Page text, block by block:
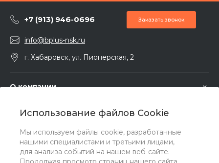
Использование файлов Cookie
Мы используем файлы cookie, разработанные
нашими специалистами и третьими лицами,
для анализа событий на нашем веб-сайте.
+7 (913) 946-0696 Заказать звонок
info@bplus-nsk.ru
г. Хабаровск, ул. Пионерская, 2
О компании
Услуги
Помощь